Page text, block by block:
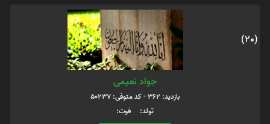
(20)
جواد نعیمی
بازدید: 362 - کد متوفی: 50237
تولد: فوت: